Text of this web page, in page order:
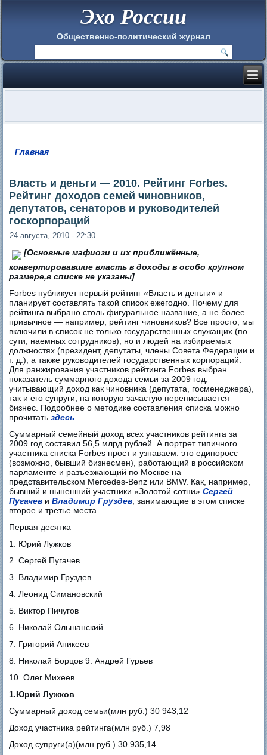
Эхо России
Общественно-политический журнал
Главная
Власть и деньги — 2010. Рейтинг Forbes.
Рейтинг доходов cемей чиновников,
депутатов, сенаторов и руководителей
госкорпораций
24 августа, 2010 - 22:30
[Основные мафиози и их приближённые,
конвертировавшие власть в доходы в особо крупном
размере,в списке не указаны]
Forbes публикует первый рейтинг «Власть и деньги» и
планирует составлять такой список ежегодно. Почему для
рейтинга выбрано столь фигуральное название, а не более
привычное — например, рейтинг чиновников? Все просто, мы
включили в список не только государственных служащих (по
сути, наемных сотрудников), но и людей на избираемых
должностях (президент, депутаты, члены Совета Федерации и
т. д.), а также руководителей государственных корпораций.
Для ранжирования участников рейтинга Forbes выбран
показатель суммарного дохода семьи за 2009 год,
учитывающий доход как чиновника (депутата, госменеджера),
так и его супруги, на которую зачастую переписывается
бизнес. Подробнее о методике составления списка можно
прочитатьздесь
Суммарный семейный доход всех участников рейтинга за
2009 год составил 56,5 млрд рублей. А портрет типичного
участника списка Forbes прост и узнаваем: это единоросс
(возможно, бывший бизнесмен), работающий в российском
парламенте и разъезжающий по Москве на
представительском Mercedes-Benz или BMW. Как, например,
бывший и нынешний участники «Золотой сотни»Сергей
Пугачев иВладимир Груздев , занимающие в этом списке
второе и третье места.
Первая десятка
1. Юрий Лужков
2. Сергей Пугачев
3. Владимир Груздев
4. Леонид Симановский
5. Виктор Пичугов
6. Николай Ольшанский
7. Григорий Аникеев
8. Николай Борцов 9. Андрей Гурьев
10. Олег Михеев
1.Юрий Лужков
Суммарный доход семьи(млн руб.) 30 943,12
Доход участника рейтинга(млн руб.) 7,98
Доход супруги(а)(млн руб.) 30 935,14